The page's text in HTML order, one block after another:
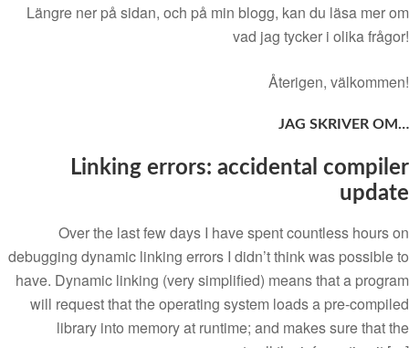
Längre ner på sidan, och på min blogg, kan du läsa mer om
vad jag tycker i olika frågor!
Återigen, välkommen!
JAG SKRIVER OM…
Linking errors: accidental compiler
update
Over the last few days I have spent countless hours on
debugging dynamic linking errors I didn’t think was possible to
have. Dynamic linking (very simplified) means that a program
will request that the operating system loads a pre-compiled
library into memory at runtime; and makes sure that the